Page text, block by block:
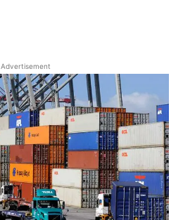
Advertisement